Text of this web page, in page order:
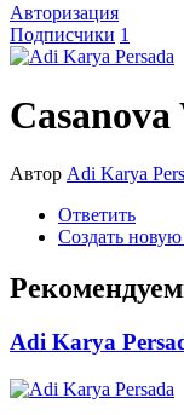
Авторизация
Подписчики 1
Автор Adi Karya
Ответить
Создать
Adi Karya